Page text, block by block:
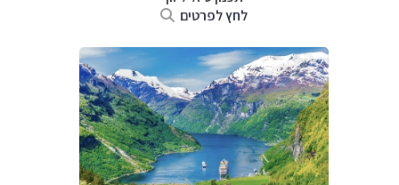
לחץ לפרטים